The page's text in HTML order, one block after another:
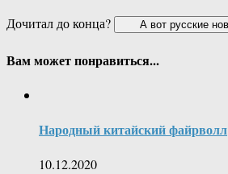
Дочитал до конца?
Вам может понравиться...
Народный китайский файрволл
10.12.2020